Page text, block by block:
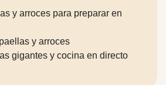
y arroces para preparar en
y arroces
gigantes y cocina en directo